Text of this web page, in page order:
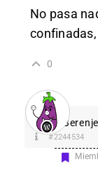
No pasa
0
#2244534